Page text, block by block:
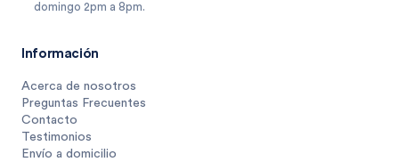
domingo 2pm a 8pm.
Información
Acerca de nosotros
Preguntas Frecuentes
Contacto
Testimonios
Envío a domicilio